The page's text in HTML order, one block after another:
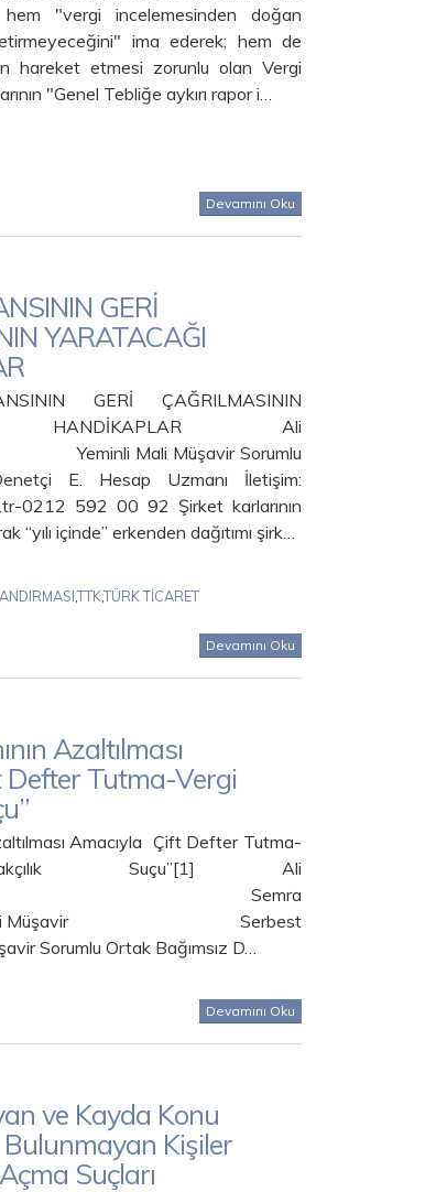
"vergi incelemesinden doğan
ima ederek; hem de
hareket etmesi zorunlu olan Vergi
"Genel Tebliğe aykırı rapor i…
Devamını Oku
GERİ
YARATACAĞI
GERİ ÇAĞRILMASININ
HANDİKAPLAR Ali
Mali Müşavir Sorumlu
E. Hesap Uzmanı İletişim:
0212 592 00 92 Şirket karlarının
“yılı içinde” erkenden dağıtımı şirk…
,TTK,TÜRK TİCARET
Devamını Oku
Azaltılması
Defter Tutma-Vergi
Amacıyla Çift Defter Tutma-
Suçu”[1] Ali
Semra
Mali Müşavir Serbest
Sorumlu Ortak Bağımsız D…
Devamını Oku
ve Kayda Konu
Bulunmayan Kişiler
Suçları